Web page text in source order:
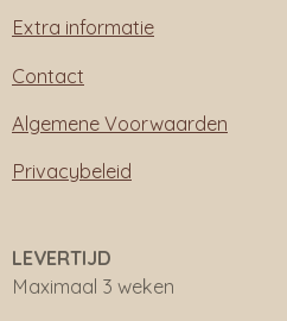
Extra informatie
Contact
Algemene Voorwaarden
Privacybeleid
LEVERTIJD
Maximaal 3 weken